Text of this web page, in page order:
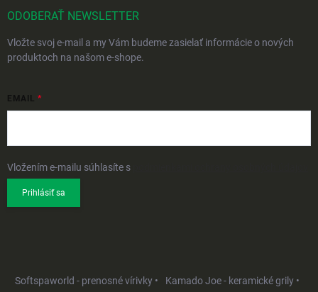
ODOBERAŤ NEWSLETTER
Vložte svoj e-mail a my Vám budeme zasielať informácie o nových
produktoch na našom e-shope.
EMAIL
Vložením e-mailu súhlasíte s
Prihlásiť sa
Softspaworld - prenosné vírivky • Kamado Joe - keramické grily •